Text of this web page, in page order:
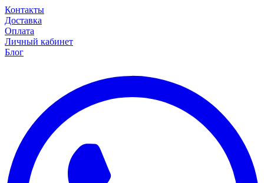
Контакты
Доставка
Оплата
Личный кабинет
Блог